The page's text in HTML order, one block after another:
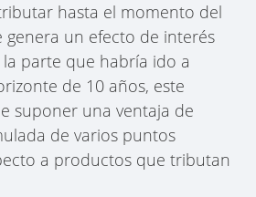
hasta el momento del
genera un efecto de interés
parte que habría ido a
de 10 años, este
suponer una ventaja de
de varios puntos
a productos que tributan